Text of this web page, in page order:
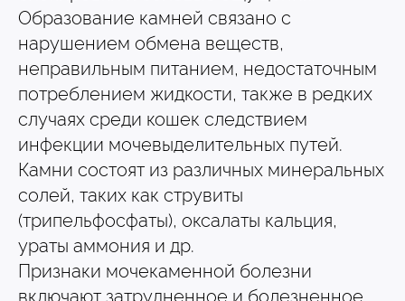
Образование камней связано с
нарушением обмена веществ,
неправильным питанием, недостаточным
потреблением жидкости, также в редких
случаях среди кошек следствием
инфекции мочевыделительных путей.
Камни состоят из различных минеральных
солей, таких как струвиты
(трипельфосфаты), оксалаты кальция,
ураты аммония и др.
Признаки мочекаменной болезни
включают затрудненное и болезненное